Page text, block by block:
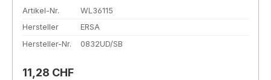
Artikel-Nr.
WL36115
Hersteller
ERSA
Hersteller-Nr.
0832UD/SB
Regulärer Preis:
11,28 CHF